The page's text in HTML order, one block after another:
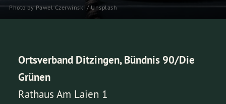
Photo by Pawel Czerwinski /Unsplash
Ortsverband Ditzingen, Bündnis 90/Die
Grünen
Rathaus Am Laien 1